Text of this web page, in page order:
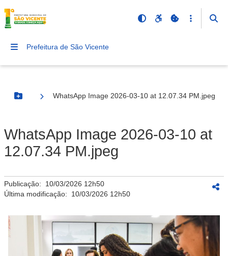
Prefeitura de São Vicente
Botão Menu
WhatsApp Image 2026-03-10 at 12.07.34 PM.jpeg
WhatsApp Image 2026-03-10 at
12.07.34 PM.jpeg
Publicação: 10/03/2026 12h50
Última modificação: 10/03/2026 12h50